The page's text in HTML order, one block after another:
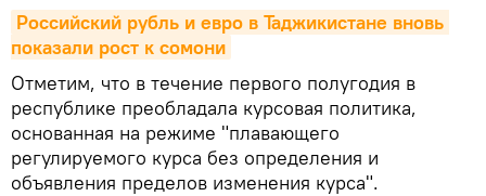
Российский рубль и евро в Таджикистане вновь
показали рост к сомони
Отметим, что в течение первого полугодия в
республике преобладала курсовая политика,
основанная на режиме "плавающего
регулируемого курса без определения и
объявления пределов изменения курса".